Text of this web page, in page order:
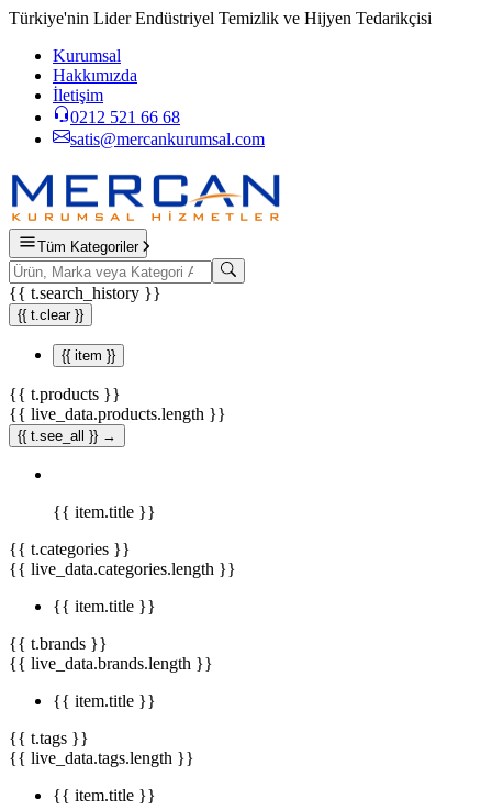
Türkiye'nin Lider Endüstriyel Temizlik ve Hijyen Tedarikçisi
Kurumsal
Hakkımızda
İletişim
0212 521 66 68
satis@mercankurumsal.com
Tüm Kategoriler
{{ t.search_history }}
{{ t.clear }}
{{ item }}
{{ t.products }}
{{ live_data.products.length }}
{{ t.see_all }} →
{{ item.title }}
{{ t.categories }}
{{ live_data.categories.length }}
{{ item.title }}
{{ t.brands }}
{{ live_data.brands.length }}
{{ item.title }}
{{ t.tags }}
{{ live_data.tags.length }}
{{ item.title }}